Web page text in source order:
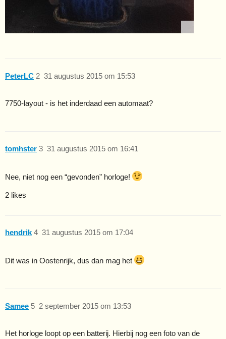
PeterLC 31 augustus 2015 om 15:53
2
7750-layout - is het inderdaad een automaat?
tomhster 31 augustus 2015 om 16:41
3
Nee, niet nog een “gevonden” horloge!
2 likes
hendrik 31 augustus 2015 om 17:04
4
Dit was in Oostenrijk, dus dan mag het
Samee 2 september 2015 om 13:53
5
Het horloge loopt op een batterij. Hierbij nog een foto van de